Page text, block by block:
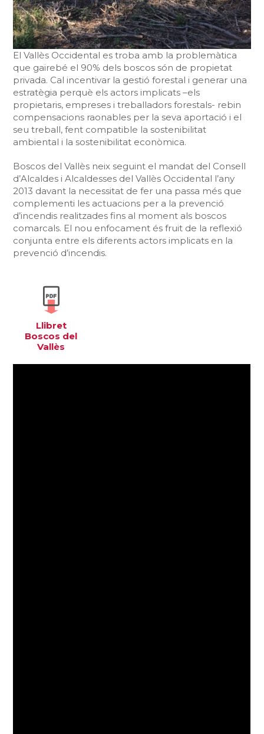
El Vallès Occidental es troba amb la problemàtica
que gairebé el 90% dels boscos són de propietat
privada. Cal incentivar la gestió forestal i generar una
estratègia perquè els actors implicats –els
propietaris, empreses i treballadors forestals- rebin
compensacions raonables per la seva aportació i el
seu treball, fent compatible la sostenibilitat
ambiental i la sostenibilitat econòmica.
Boscos del Vallès neix seguint el mandat del Consell
d’Alcaldes i Alcaldesses del Vallès Occidental l’any
2013 davant la necessitat de fer una passa més que
complementi les actuacions per a la prevenció
d’incendis realitzades fins al moment als boscos
comarcals. El nou enfocament és fruit de la reflexió
conjunta entre els diferents actors implicats en la
prevenció d’incendis.
Llibret
Boscos del
Vallès